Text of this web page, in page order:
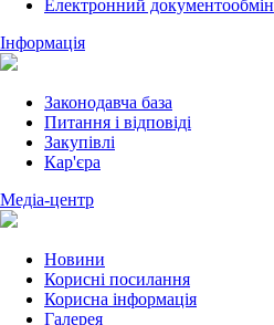
Електронний документообмін
Інформація
Законодавча база
Питання і відповіді
Закупівлі
Кар'єра
Медіа-центр
Новини
Корисні посилання
Корисна інформація
Галерея